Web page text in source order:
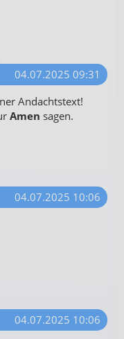
04.07.2025 09:31
Andachtstext!
Amen sagen.
04.07.2025 10:06
04.07.2025 10:06